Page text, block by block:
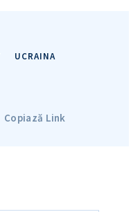
UCRAINA
Copiază Link